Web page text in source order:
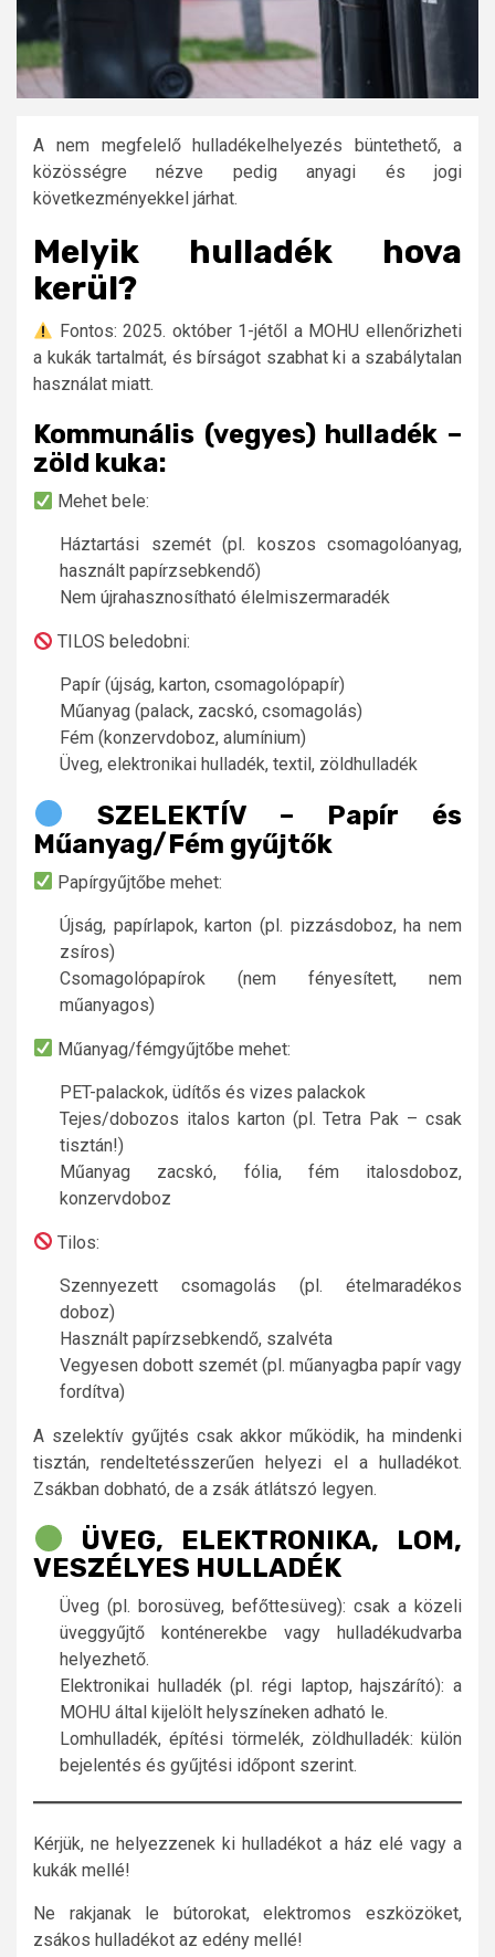
A nem megfelelő hulladékelhelyezés büntethető, a
közösségre nézve pedig anyagi és jogi
következményekkel járhat.
Melyik hulladék hova
kerül?
Fontos: 2025. október 1-jétől a MOHU ellenőrizheti
a kukák tartalmát, és bírságot szabhat ki a szabálytalan
használat miatt.
Kommunális (vegyes) hulladék –
zöld kuka:
Mehet bele:
Háztartási szemét (pl. koszos csomagolóanyag,
használt papírzsebkendő)
Nem újrahasznosítható élelmiszermaradék
TILOS beledobni:
Papír (újság, karton, csomagolópapír)
Műanyag (palack, zacskó, csomagolás)
Fém (konzervdoboz, alumínium)
Üveg, elektronikai hulladék, textil, zöldhulladék
SZELEKTÍV – Papír és
Műanyag/Fém gyűjtők
Papírgyűjtőbe mehet:
Újság, papírlapok, karton (pl. pizzásdoboz, ha nem
zsíros)
Csomagolópapírok (nem fényesített, nem
műanyagos)
Műanyag/fémgyűjtőbe mehet:
PET-palackok, üdítős és vizes palackok
Tejes/dobozos italos karton (pl. Tetra Pak – csak
tisztán!)
Műanyag zacskó, fólia, fém italosdoboz,
konzervdoboz
Tilos:
Szennyezett csomagolás (pl. ételmaradékos
doboz)
Használt papírzsebkendő, szalvéta
Vegyesen dobott szemét (pl. műanyagba papír vagy
fordítva)
A szelektív gyűjtés csak akkor működik, ha mindenki
tisztán, rendeltetésszerűen helyezi el a hulladékot.
Zsákban dobható, de a zsák átlátszó legyen.
ÜVEG, ELEKTRONIKA, LOM,
VESZÉLYES HULLADÉK
Üveg (pl. borosüveg, befőttesüveg): csak a közeli
üveggyűjtő konténerekbe vagy hulladékudvarba
helyezhető.
Elektronikai hulladék (pl. régi laptop, hajszárító): a
MOHU által kijelölt helyszíneken adható le.
Lomhulladék, építési törmelék, zöldhulladék: külön
bejelentés és gyűjtési időpont szerint.
Kérjük, ne helyezzenek ki hulladékot a ház elé vagy a
kukák mellé!
Ne rakjanak le bútorokat, elektromos eszközöket,
zsákos hulladékot az edény mellé!